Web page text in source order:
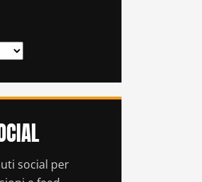
social per